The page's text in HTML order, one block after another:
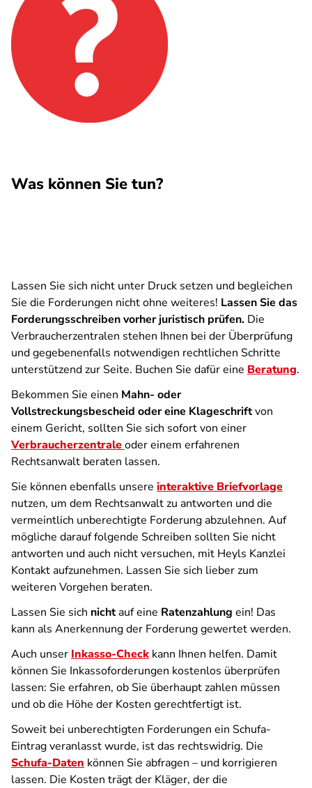
Was können Sie tun?
Lassen Sie sich nicht unter Druck setzen und begleichen
Sie die Forderungen nicht ohne weiteres! Lassen Sie das
Forderungsschreiben vorher juristisch prüfen. Die
Verbraucherzentralen stehen Ihnen bei der Überprüfung
und gegebenenfalls notwendigen rechtlichen Schritte
unterstützend zur Seite. Buchen Sie dafür eine Beratung.
Bekommen Sie einen Mahn- oder
Vollstreckungsbescheid oder eine Klageschriftvon
einem Gericht, sollten Sie sich sofort von einer
Verbraucherzentraleoder einem erfahrenen
Rechtsanwalt beraten lassen.
Sie können ebenfalls unsere interaktive Briefvorlage
nutzen, um dem Rechtsanwalt zu antworten und die
vermeintlich unberechtigte Forderung abzulehnen. Auf
mögliche darauf folgende Schreiben sollten Sie nicht
antworten und auch nicht versuchen, mit Heyls Kanzlei
Kontakt aufzunehmen. Lassen Sie sich lieber zum
weiteren Vorgehen beraten.
Lassen Sie sich nichtauf eine Ratenzahlung ein! Das
kann als Anerkennung der Forderung gewertet werden.
Auch unser Inkasso-Check kann Ihnen helfen. Damit
können Sie Inkassoforderungen kostenlos überprüfen
lassen: Sie erfahren, ob Sie überhaupt zahlen müssen
und ob die Höhe der Kosten gerechtfertigt ist.
Soweit bei unberechtigten Forderungen ein Schufa-
Eintrag veranlasst wurde, ist das rechtswidrig. Die
Schufa-Daten können Sie abfragen – und korrigieren
lassen. Die Kosten trägt der Kläger, der die